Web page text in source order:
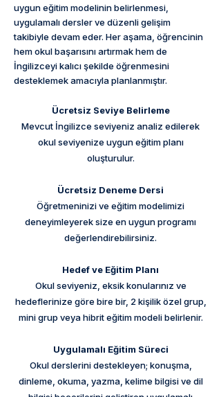
uygun eğitim modelinin belirlenmesi,
uygulamalı dersler ve düzenli gelişim
takibiyle devam eder. Her aşama, öğrencinin
hem okul başarısını artırmak hem de
İngilizceyi kalıcı şekilde öğrenmesini
desteklemek amacıyla planlanmıştır.
Ücretsiz Seviye Belirleme
Mevcut İngilizce seviyeniz analiz edilerek
okul seviyenize uygun eğitim planı
oluşturulur.
Ücretsiz Deneme Dersi
Öğretmeninizi ve eğitim modelimizi
deneyimleyerek size en uygun programı
değerlendirebilirsiniz.
Hedef ve Eğitim Planı
Okul seviyeniz, eksik konularınız ve
hedeflerinize göre bire bir, 2 kişilik özel grup,
mini grup veya hibrit eğitim modeli belirlenir.
Uygulamalı Eğitim Süreci
Okul derslerini destekleyen; konuşma,
dinleme, okuma, yazma, kelime bilgisi ve dil